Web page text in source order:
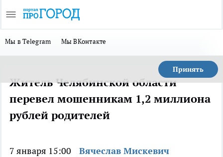
Мы в Telegram Мы ВКонтакте
Принять
Житель Челябинской области
перевел мошенникам 1,2 миллиона
рублей родителей
7 января 15:00 Вячеслав Мискевич